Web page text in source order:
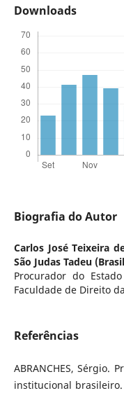
Downloads
Biografia do Autor
Carlos José Teixeira
São Judas Tadeu
Procurador do
Faculdade de Direito
Referências
ABRANCHES, Sérgio.
institucional brasileiro.